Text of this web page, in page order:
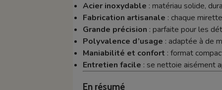
Acier inoxydable : matériau solide,
Fabrication artisanale : chaque
Grande précision : parfaite pour les
Polyvalence d’usage : adaptée à de
Maniabilité et confort : format
Entretien facile : se nettoie aisément
En résumé